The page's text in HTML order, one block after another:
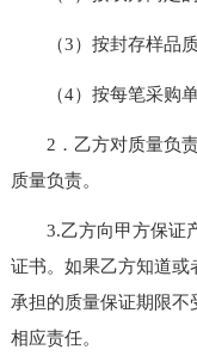
（3）按封存样品质
（4）按每笔采购单
2．乙方对质量负责
质量负责。
3.乙方向甲方保证产
证书。如果乙方知道或
承担的质量保证期限不
相应责任。